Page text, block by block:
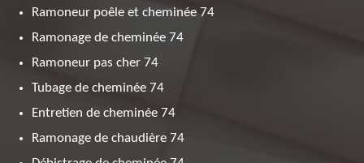
Ramoneur poêle et cheminée 74
Ramonage de cheminée 74
Ramoneur pas cher 74
Tubage de cheminée 74
Entretien de cheminée 74
Ramonage de chaudière 74